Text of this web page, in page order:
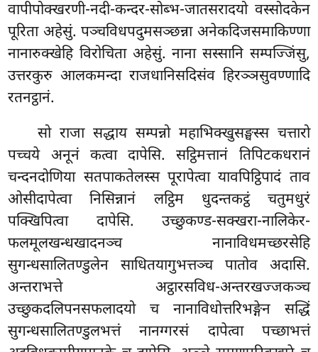
वापीपोक्खरणी-नदी-कन्दर-सोब्भ-जातसरादयो वस्सोदकेन
पूरिता अहेसुं. पञ्चविधपदुमसञ्छन्ना अनेकदिजसमाकिण्णा
नानारुक्खेहि विरोचिता अहेसुं. नाना सस्सानि सम्पज्जिंसु,
उत्तरकुरु आलकमन्दा राजधानिसदिसंव हिरञ्ञसुवण्णादि
रतनट्ठानं.
सो राजा सद्धाय सम्पन्नो महाभिक्खुसङ्घस्स चत्तारो
पच्चये अनूनं कत्वा दापेसि. सट्ठिमत्तानं तिपिटकधरानं
चन्दनदोणिया सतपाकतेलस्स पूरापेत्वा यावपिट्ठिपादं ताव
ओसीदापेत्वा निसिन्नानं लट्ठिम धुदन्तकट्ठं चतुमधुरं
पक्खिपित्वा दापेसि. उच्छुकण्ड-सक्खरा-नालिकेर-
फलमूलखन्धखादनञ्च नानाविधमच्छरसेहि
सुगन्धसालितण्डुलेन साधितयागुभत्तञ्च पातोव अदासि.
अन्तराभत्ते अट्ठारसविध-अन्तरखज्जकञ्च
उच्छुकदलिपनसफलादयो च नानाविधोत्तरिभङ्गेन सद्धिं
सुगन्धसालितण्डुलभत्तं नानग्गरसं दापेत्वा पच्छाभत्तं